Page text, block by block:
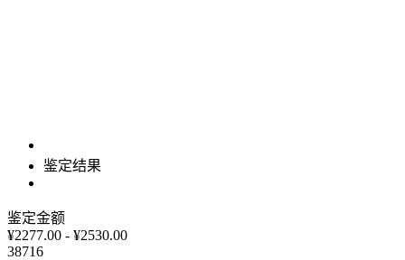
鉴定结果
鉴定金额
¥2277.00 - ¥2530.00
38716